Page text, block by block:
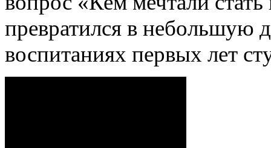
превратился в небольшую
воспитаниях первых лет